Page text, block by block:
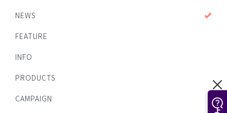
NEWS
FEATURE
INFO
PRODUCTS
CAMPAIGN